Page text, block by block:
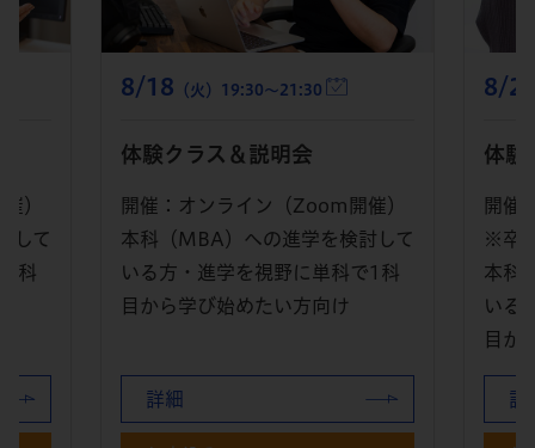
）
して
1科
8/29 （土）14:00～16:15
体験クラス＆説明会
開催：オンライン（Zoom開催）
※卒業生スピーチあり
本科（MBA）への進学を検討して
いる方・進学を視野に単科で1科
詳細
8/
体験
開催
本科
いる
目か
詳